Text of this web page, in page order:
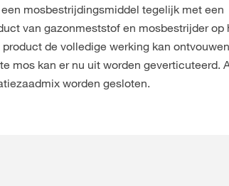
mosbestrijdingsmiddel tegelijk met een
van gazonmeststof en mosbestrijder op
de volledige werking kan
mos kan er nu uit worden geverticuteerd.
worden gesloten.